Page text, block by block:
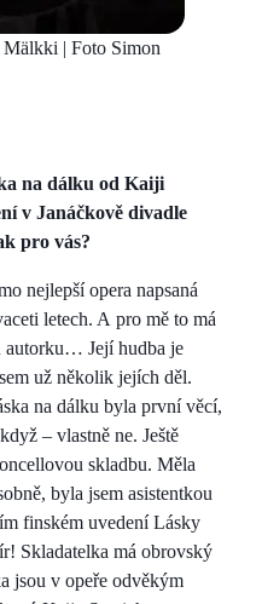
Mälkki | Foto Simon
na dálku od Kaiji
v Janáčkově divadle
pro vás?
nejlepší opera napsaná
letech. A pro mě to má
autorku… Její hudba je
už několik jejích děl.
na dálku byla první věcí,
– vlastně ne. Ještě
skladbu. Měla
byla jsem asistentkou
finském uvedení Lásky
Skladatelka má obrovský
jsou v opeře odvěkým